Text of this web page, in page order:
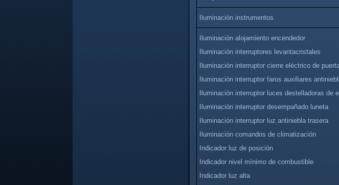
Iluminación instrumentos
Iluminación alojamiento encendedor
Iluminación interruptores levantacristales
Iluminación interruptor cierre eléctrico de
Iluminación interruptor faros auxiliares
Iluminación interruptor luces destelladoras de
Iluminación interruptor desempañado luneta
Iluminación interruptor luz antiniebla trasera
Iluminación comandos de climatización
Indicador luz de posición
Indicador nivel mínimo de combustible
Indicador luz alta